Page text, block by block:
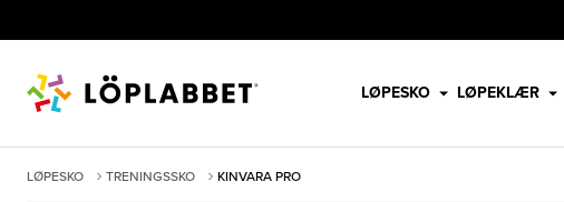
LØPESKO LØPEKLÆR
LØPESKO TRENINGSSKO
KINVARA PRO